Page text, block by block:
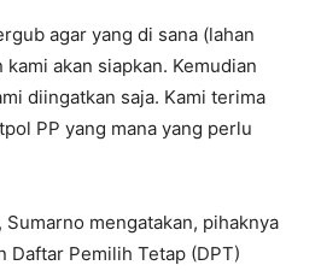
agar yang di sana (lahan
akan siapkan. Kemudian
diingatkan saja. Kami terima
PP yang mana yang perlu
Sumarno mengatakan, pihaknya
Daftar Pemilih Tetap (DPT)